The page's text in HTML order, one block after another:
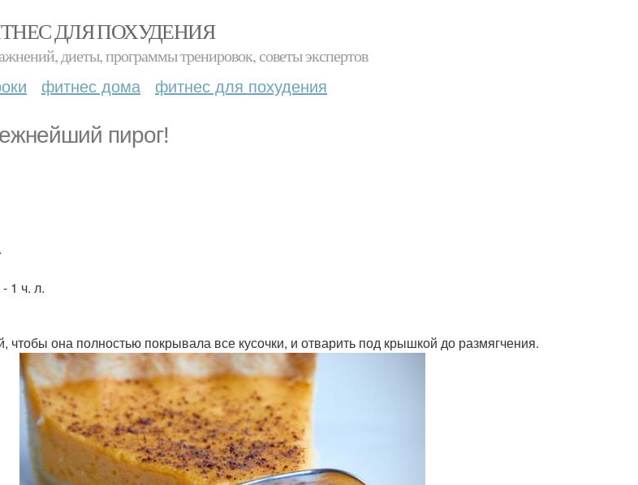
ДЛЯ ПОХУДЕНИЯ
диеты, программы тренировок, советы экспертов
фитнес дома фитнес для похудения
пирог!
1 ч. л.
чтобы она полностью покрывала все кусочки, и отварить под крышкой до размягчения.